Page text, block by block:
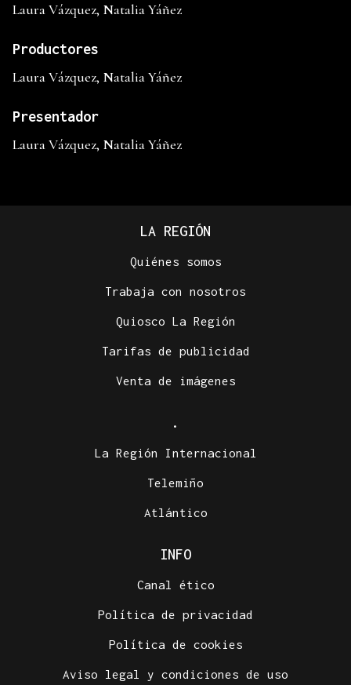
Laura Vázquez, Natalia Yáñez
Productores
Laura Vázquez, Natalia Yáñez
Presentador
Laura Vázquez, Natalia Yáñez
LA REGIÓN
Quiénes somos
Trabaja con nosotros
Quiosco La Región
Tarifas de publicidad
Venta de imágenes
.
La Región Internacional
Telemiño
Atlántico
INFO
Canal ético
Política de privacidad
Política de cookies
Aviso legal y condiciones de uso